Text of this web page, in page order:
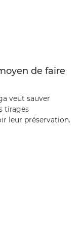
de faire
veut sauver
tirages
leur préservation.